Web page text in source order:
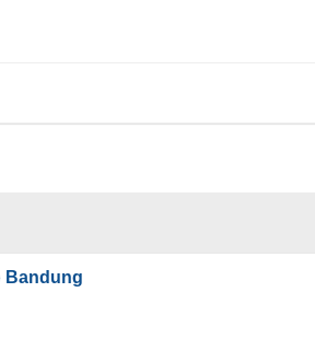
Bandung